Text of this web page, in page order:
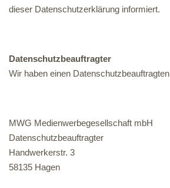
dieser Datenschutzerklärung informiert.
Datenschutz­beauftragter
Wir haben einen
MWG Medienwerbegesellschaft mbH
Datenschutzbeauftragter
Handwerkerstr. 3
58135 Hagen